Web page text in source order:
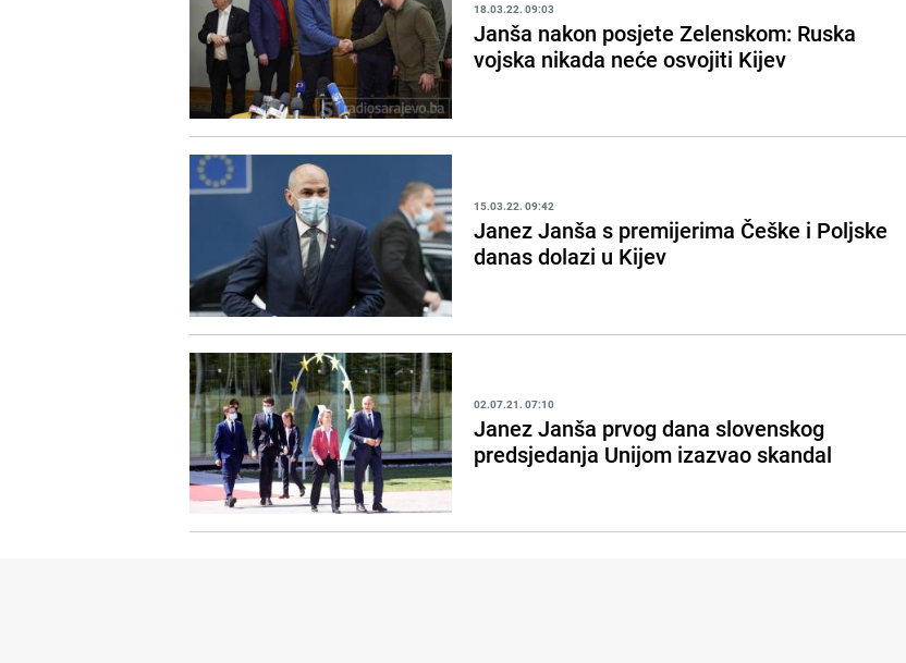
18.03.22. 09:03
Janša nakon posjete Zelenskom: Ruska
vojska nikada neće osvojiti Kijev
15.03.22. 09:42
Janez Janša s premijerima Češke i Poljske
danas dolazi u Kijev
02.07.21. 07:10
Janez Janša prvog dana slovenskog
predsjedanja Unijom izazvao skandal